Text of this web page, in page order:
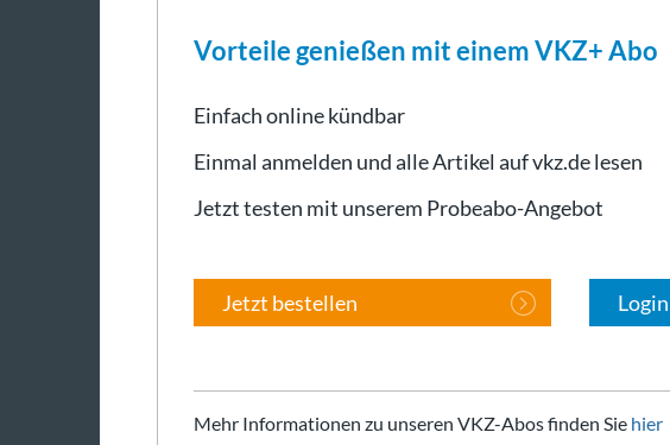
Vorteile genießen mit einem VKZ+ Abo
Einfach online kündbar
Einmal anmelden und alle Artikel auf vkz.de lesen
Jetzt testen mit unserem Probeabo-Angebot
Jetzt bestellen Login
Mehr Informationen zu unseren VKZ-Abos finden Sie hier